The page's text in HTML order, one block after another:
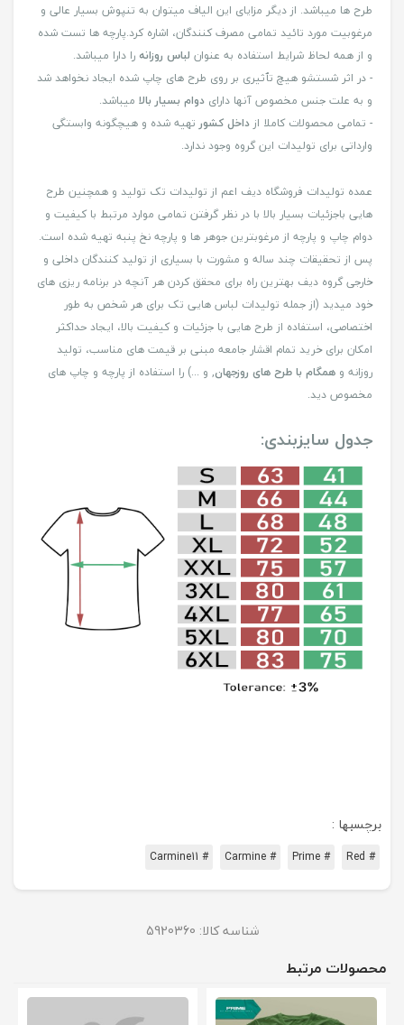
طرح ها میباشد. از دیگر مزایای این الیاف میتوان به تنپوش بسیار عالی و
مرغوبیت مورد تائید تمامی مصرف کنندگان، اشاره کرد.پارچه ها تست شده
و از همه لحاظ شرایط استفاده به عنوان لباس روزانهرا دارا میباشد.
- در اثر شستشو هیچ تٱثیری بر روی طرح های چاپ شده ایجاد نخواهد شد
و به علت جنس مخصوص آنها دارای دوام بسیار بالا میباشد.
- تمامی محصولات کاملا از داخل کشور تهیه شده و هیچگونه وابستگی
وارداتی برای تولیدات این گروه وجود ندارد.
عمده تولیدات فروشگاه دیف اعم از تولیدات تک تولید و همچنین طرح
هایی باجزئیات بسیار بالا با در نظر گرفتن تمامی موارد مرتبط با کیفیت و
دوام چاپ و پارچه از مرغوبترین جوهر ها و پارچه نخ پنبه تهیه شده است.
پس از تحقیقات چند ساله و مشورت با بسیاری از تولید کنندگان داخلی و
خارجی گروه دیف بهترین راه برای محقق کردن هر آنچه در برنامه ریزی های
خود میدید (از جمله تولیدات لباس هایی تک برای هر شخص به طور
اختصاصی، استفاده از طرح هایی با جزئیات و کیفیت بالا، ایجاد حداکثر
امکان برای خرید تمام اقشار جامعه مبنی بر قیمت های مناسب، تولید
روزانه و همگام با طرح های روزجهان, و ...) را استفاده از پارچه و چاپ های
مخصوص دید.
جدول سایزبندی:
برچسبها :
# Red
# Prime
# Carmine
# Carmine11
شناسه کالا: 5920360
محصولات مرتبط